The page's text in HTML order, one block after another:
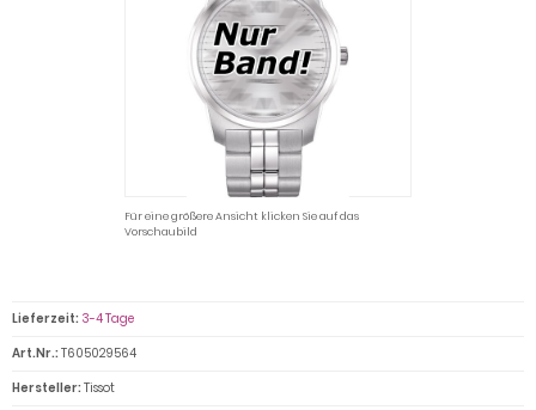
Für eine größere Ansicht klicken Sie auf das
Vorschaubild
Lieferzeit: 3-4 Tage
Art.Nr.: T605029564
Hersteller: Tissot